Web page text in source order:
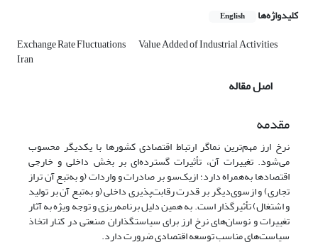
کلیدواژه‌ها English
Exchange Rate Fluctuations Value Added of Industrial Activities
Iran
اصل مقاله
مقدمه
نرخ ارز مهم‌ترین نماگر ارتباط اقتصادی کشورها با یکدیگر محسوب
می‌شود. تغییرات آن، تأثیرات گسترده‌ای بر بخش داخلی و خارجی
اقتصادها به‌همراه دارد؛ از‌یک‌سو بر صادرات و واردات (و به‌تبع آن تراز
تجاری) و از‌سوی‌دیگر بر قدرت رقابت‌پذیری داخلی (و به‌تبع آن بر تولید
و اشتغال) تأثیرگذار است. به همین دلیل برنامه‌ریزی و توجه ویژه به آثار
تغییرات و نوسان‌های نرخ ارز برای سیاستگذاران صنعتی در کنار اتخاذ
سیاست‌های مناسب توسعه اقتصادی ضرورت دارد.